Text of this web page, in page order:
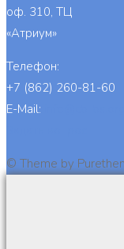
оф. 310, ТЦ
«Атриум»
Телефон:
+7 (862) 260-81-60
E-Mail:
© Theme by